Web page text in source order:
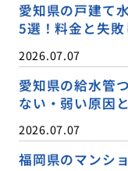
愛知県の戸建て
5選！料金と失
2026.07.07
愛知県の給水管
ない・弱い原因
2026.07.07
福岡県のマンシ